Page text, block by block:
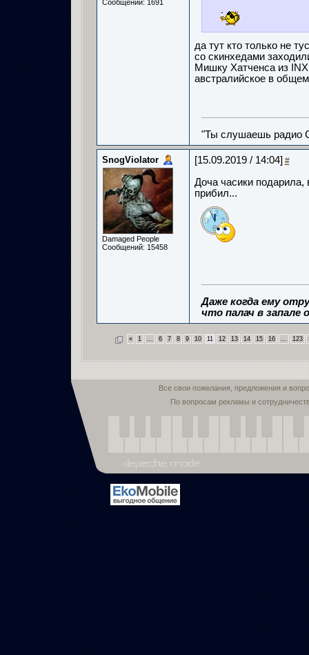
Сообщений: 1691
да тут кто только не
со скинхедами
Мишку Хатченса из
австралийское в
"Ты слушаешь радио
SnogViolator
Damaged People
Сообщений: 15458
[15.09.2019 / 14:04] #
Доча часики подарила,
прибил...
Даже когда ему
что палач в запале
« 1 ... 6 7 8 9 10 11 12 13 14 15 16 ... 123
Все свои пожелания, предложения и
По вопросам рекламы и